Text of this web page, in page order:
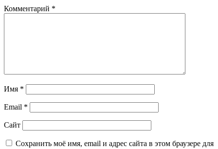
Комментарий *
Имя *
Email *
Сайт
Сохранить моё имя, email и адрес сайта в этом браузере для